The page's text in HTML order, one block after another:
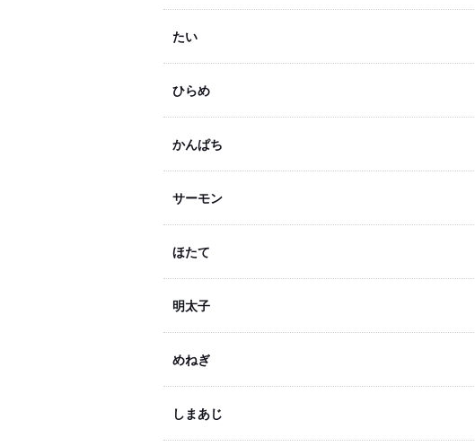
たい
ひらめ
かんぱち
サーモン
ほたて
明太子
めねぎ
しまあじ